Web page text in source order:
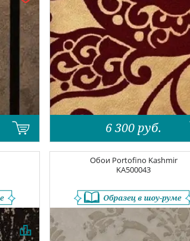
6 300 руб.
Обои Portofino Kashmir
KA500043